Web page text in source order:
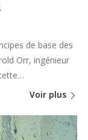
de base des
Orr, ingénieur
Voir plus